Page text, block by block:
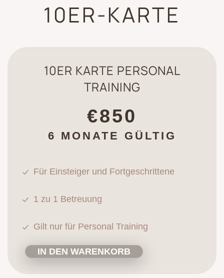
10ER-KARTE
10ER KARTE PERSONAL
TRAINING
€850
6 MONATE GÜLTIG
Für Einsteiger und Fortgeschrittene
1 zu 1 Betreuung
Gilt nur für Personal Training
IN DEN WARENKORB